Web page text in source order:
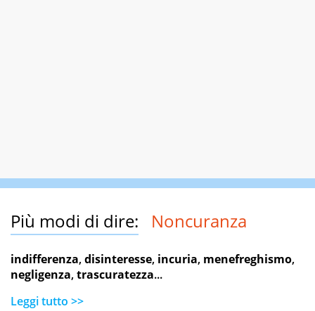
Più modi di dire: Noncuranza
indifferenza,disinteresse, incuria, menefreghismo,
negligenza,trascuratezza...
Leggi tutto >>